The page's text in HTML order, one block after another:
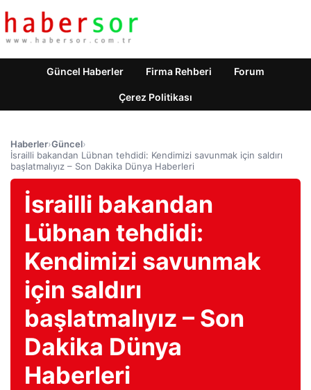
Güncel Haberler Firma Rehberi Forum
Çerez Politikası
Haberler›Güncel›
İsrailli bakandan Lübnan tehdidi: Kendimizi savunmak için saldırı
başlatmalıyız – Son Dakika Dünya Haberleri
İsrailli bakandan
Lübnan tehdidi:
Kendimizi savunmak
için saldırı
başlatmalıyız – Son
Dakika Dünya
Haberleri